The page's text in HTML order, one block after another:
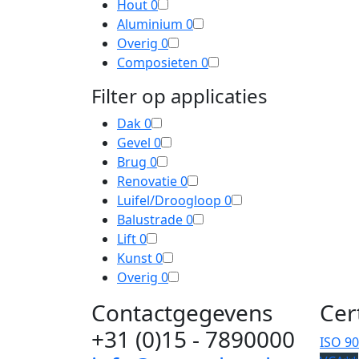
Hout0
Aluminium 0
Overig 0
Composieten 0
Filter op applicaties
Dak0
Gevel 0
Brug 0
Renovatie0
Luifel/Droogloop 0
Balustrade0
Lift0
Kunst0
Overig 0
Contactgegevens
+31 (0)15 - 7890000
ISO